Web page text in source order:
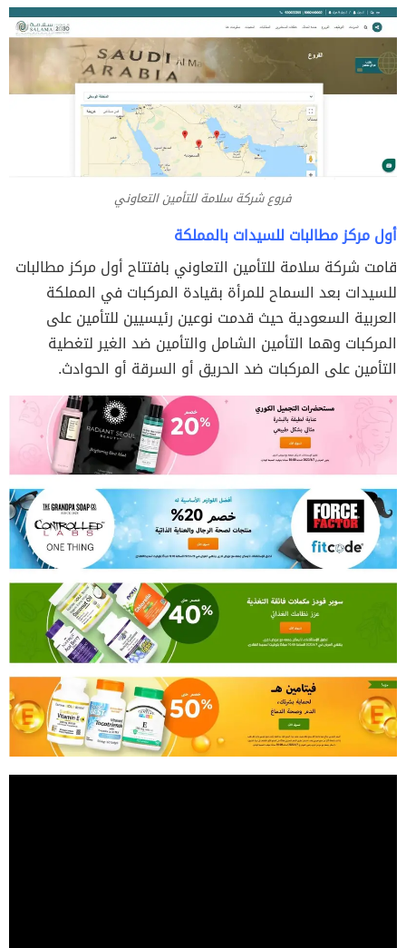
فروع شركة سلامة للتأمين التعاوني
أول مركز مطالبات للسيدات بالمملكة
قامت شركة سلامة للتأمين التعاوني بافتتاح أول مركز مطالبات
للسيدات بعد السماح للمرأة بقيادة المركبات في المملكة
العربية السعودية حيث قدمت نوعين رئيسيين للتأمين على
المركبات وهما التأمين الشامل والتأمين ضد الغير لتغطية
التأمين على المركبات ضد الحريق أو السرقة أو الحوادث.